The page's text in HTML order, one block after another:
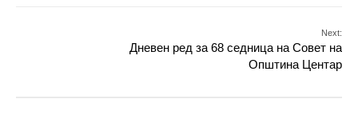
Next:
Дневен ред за 68 седница на Совет на
Општина Центар